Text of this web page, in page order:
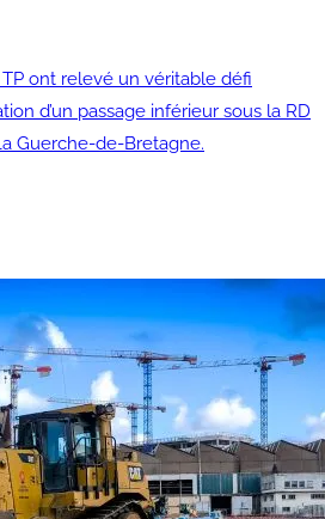
ont relevé un véritable défi
d’un passage inférieur sous la RD
Guerche-de-Bretagne.